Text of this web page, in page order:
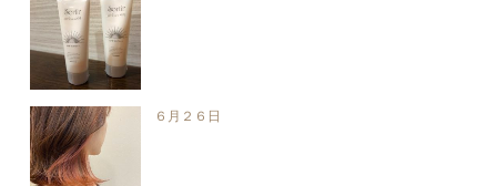
６月２６日